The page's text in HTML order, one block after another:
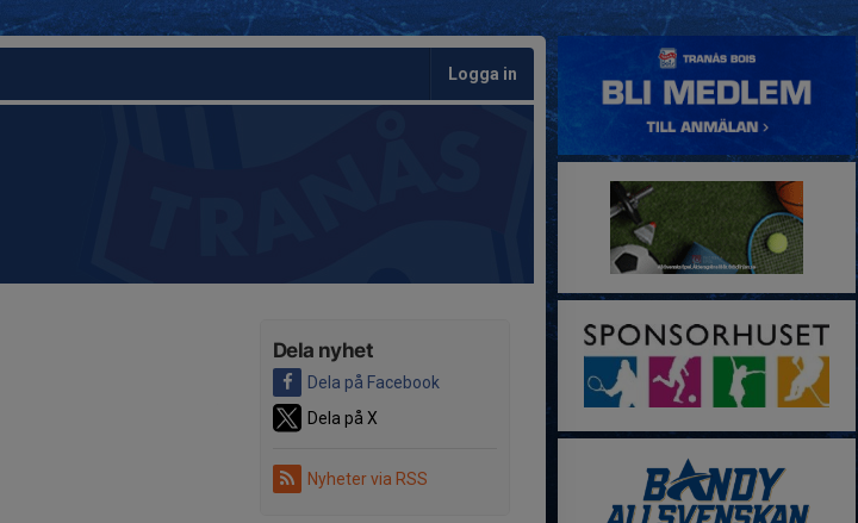
Logga in
Dela nyhet
Dela på Facebook
Dela på X
Nyheter via RSS